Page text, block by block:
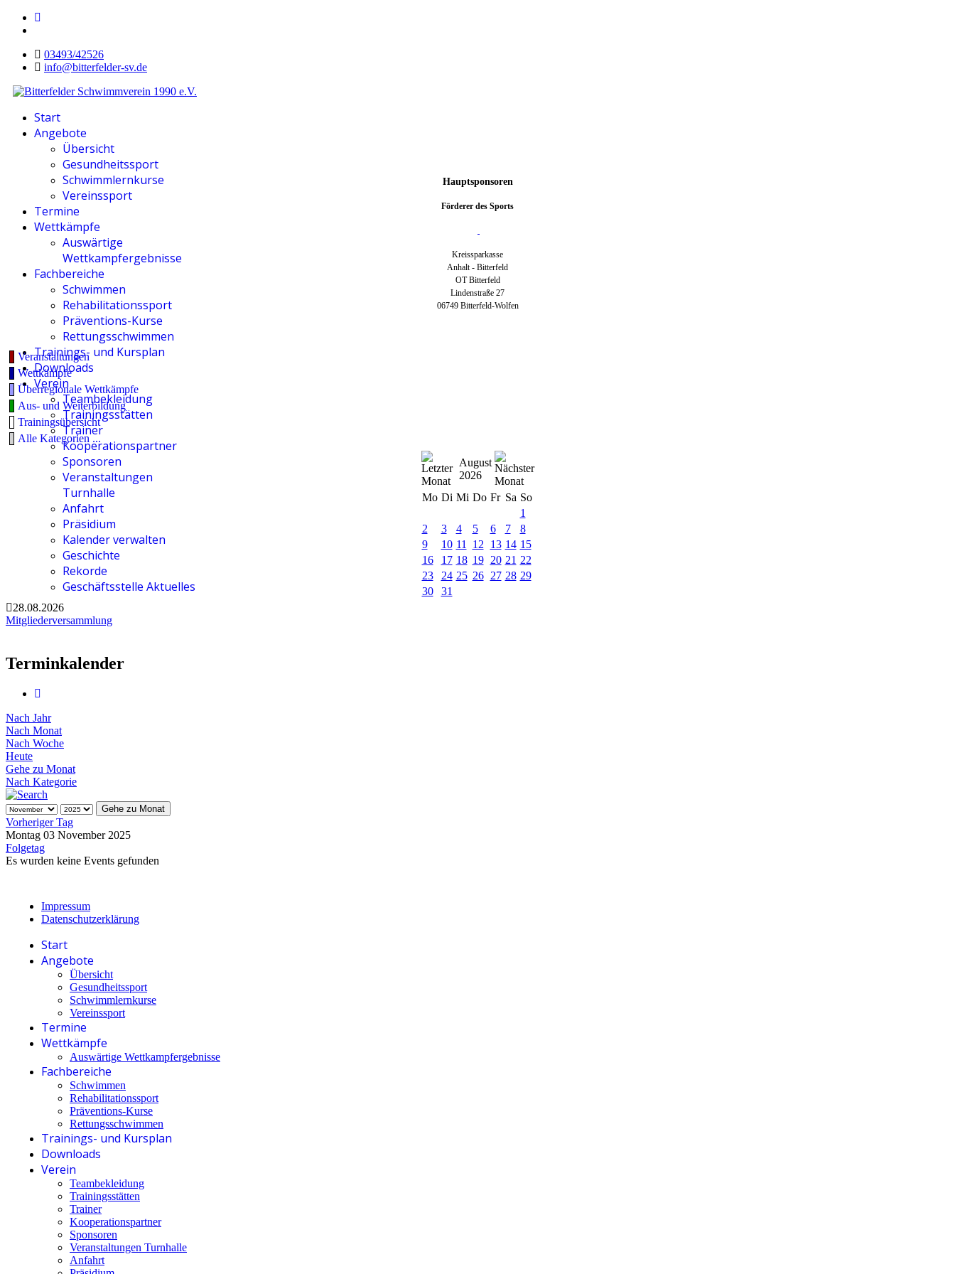
03493/42526
info@bitterfelder-sv.de
Start
Angebote
Übersicht
Gesundheitssport
Schwimmlernkurse
Vereinssport
Termine
Wettkämpfe
Auswärtige
Wettkampfergebnisse
Fachbereiche
Schwimmen
Rehabilitationssport
Präventions-Kurse
Rettungsschwimmen
Trainings- und Kursplan
Downloads
Verein
Teambekleidung
Trainingsstätten
Trainer
Kooperationspartner
Sponsoren
Veranstaltungen
Turnhalle
Anfahrt
Präsidium
Kalender verwalten
Geschichte
Rekorde
Geschäftsstelle Aktuelles
Hauptsponsoren
Förderer des Sports
Kreissparkasse
Anhalt - Bitterfeld
OT Bitterfeld
Lindenstraße 27
06749 Bitterfeld-Wolfen
Veranstaltungen
Wettkämpfe
Überregionale Wettkämpfe
Aus- und Weiterbildung
Trainingsübersicht
Alle Kategorien ...
August
2026
Mo Di Mi Do Fr Sa So
1
2
3 4 5 6 7
8
9
10 11 12 13 14 15
16
17 18 19 20 21 22
23
24 25 26 27 28 29
30
31
28.08.2026
Mitgliederversammlung
Terminkalender
Nach Jahr
Nach Monat
Nach Woche
Heute
Gehe zu Monat
Nach Kategorie
Gehe zu Monat
Vorheriger Tag
Montag 03 November 2025
Folgetag
Es wurden keine Events gefunden
Impressum
Datenschutzerklärung
Start
Angebote
Übersicht
Gesundheitssport
Schwimmlernkurse
Vereinssport
Termine
Wettkämpfe
Auswärtige Wettkampfergebnisse
Fachbereiche
Schwimmen
Rehabilitationssport
Präventions-Kurse
Rettungsschwimmen
Trainings- und Kursplan
Downloads
Verein
Teambekleidung
Trainingsstätten
Trainer
Kooperationspartner
Sponsoren
Veranstaltungen Turnhalle
Anfahrt